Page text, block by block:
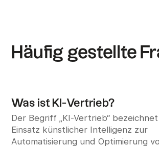
Häufig gestellte
Was ist KI-Vertrieb?
Der Begriff „KI-Vertrieb“
Einsatz künstlicher Intelligenz zur
Automatisierung und Optimierung